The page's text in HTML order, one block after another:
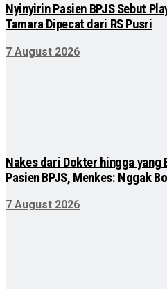
Nyinyirin Pasien BPJS Sebut
Tamara Dipecat dari RS Pusri
7 August 2026
Nakes dari Dokter hingga yang
Pasien BPJS, Menkes: Nggak
7 August 2026